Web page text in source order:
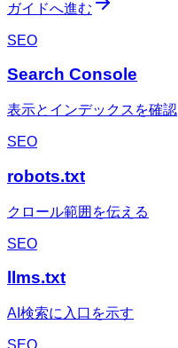
ガイドへ進む
SEO
Search Console
表示とインデックスを確認
SEO
robots.txt
クロール範囲を伝える
SEO
llms.txt
AI検索に入口を示す
SEO